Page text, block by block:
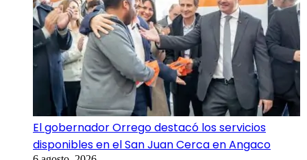
El gobernador Orrego destacó los servicios
disponibles en el San Juan Cerca en Angaco